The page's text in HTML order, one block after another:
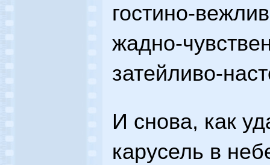
гостино-
жадно-
затейливо-
И снова, как
карусель в